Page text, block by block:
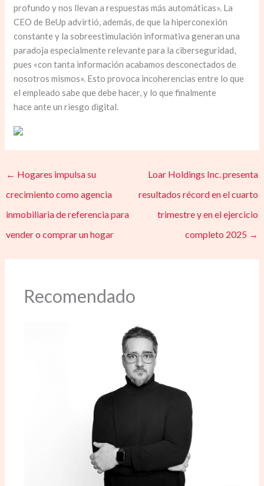
profundo y nos llevan a respuestas más automáticas». La
CEO de BeUp advirtió, además, de que la hiperconexión
constante y la sobreestimulación informativa generan una
paradoja especialmente relevante para la ciberseguridad,
pues «con tanta información acabamos desconectados de
nosotros mismos». Esto provoca incoherencias entre lo que
el empleado sabe que debe hacer, y lo que finalmente
hace ante un riesgo digital.
← Hogares impulsa su
crecimiento como agencia
inmobiliaria de referencia para
vender o comprar un hogar
Loar Holdings Inc. presenta
resultados récord en el cuarto
trimestre y en el ejercicio
completo 2025 →
Recomendado